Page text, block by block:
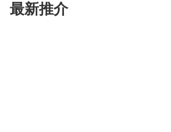
最新推介